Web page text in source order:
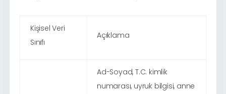
Kişisel Veri
Sınıfı
Açıklama
Ad-Soyad, T.C. kimlik
numarası, uyruk bilgisi, anne